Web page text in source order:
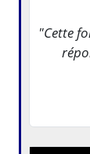
"Cette